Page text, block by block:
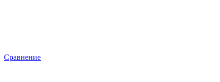
Сравнение